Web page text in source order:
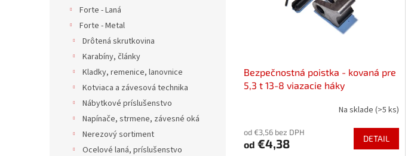
Forte - Laná
Forte - Metal
Drôtená skrutkovina
Karabíny, články
Kladky, remenice, lanovnice
Kotviaca a závesová technika
Nábytkové príslušenstvo
Napínače, strmene, závesné oká
Nerezový sortiment
Ocelové laná, príslušenstvo
Bezpečnostná poistka - kovaná pre
5,3 t 13-8 viazacie háky
Na sklade (>5 ks)
od €3,56 bez DPH
od €4,38 DETAIL